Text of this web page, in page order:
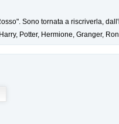
Sono tornata a riscriverla,
Potter, Hermione, Granger,